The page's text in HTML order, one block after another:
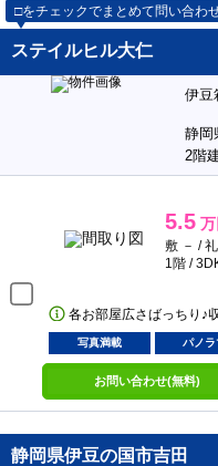
□をチェックでまとめて問い合わ
ステイルヒル大仁
伊豆
静岡
2階
5.5 万
敷 － / 礼
1階 /
各お部屋広さばっちり♪
写真満載 パノラ
お問い合わせ(無料)
静岡県伊豆の国市吉田